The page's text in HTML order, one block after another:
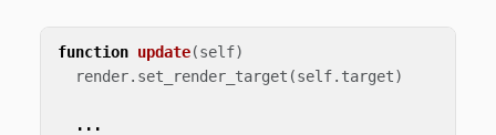
function update(self)
render. set_render_target (self. target)
...